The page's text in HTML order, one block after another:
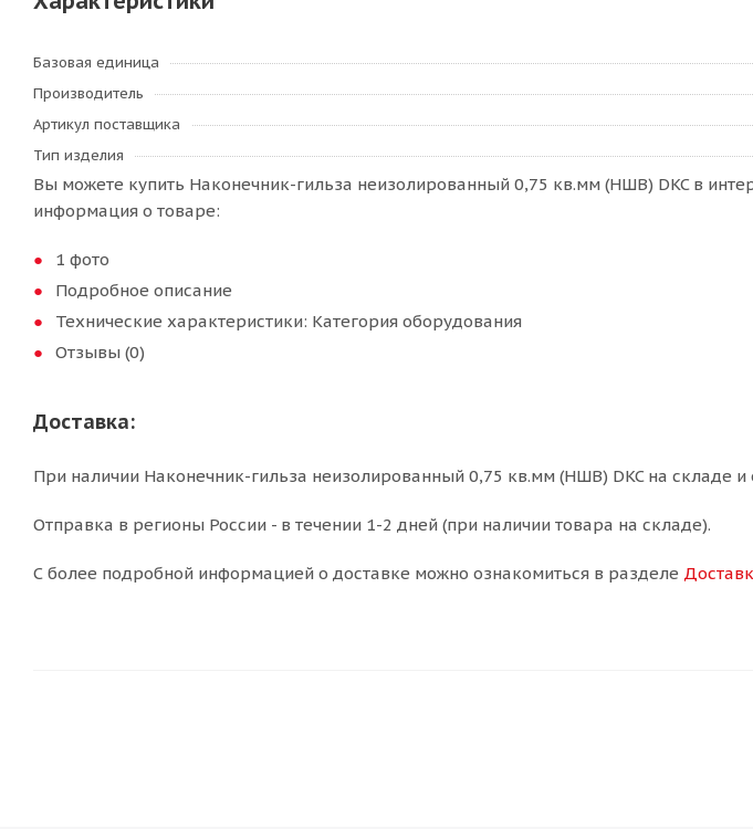
Базовая единица
Производитель
Артикул поставщика
Тип изделия
Вы можете купить Наконечник-гильза неизолированный 0,75 кв.мм (НШВ) DKC в
информация о товаре:
1 фото
Подробное описание
Технические характеристики: Категория оборудования
Отзывы (0)
Доставка:
При наличии Наконечник-гильза неизолированный 0,75 кв.мм (НШВ) DKC на складе
Отправка в регионы России - в течении 1-2 дней (при наличии товара на складе).
С более подробной информацией о доставке можно ознакомиться в разделе